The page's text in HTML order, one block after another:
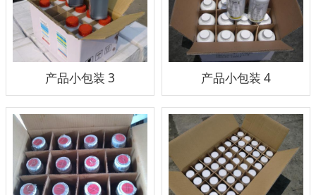
产品小包装 3 产品小包装 4